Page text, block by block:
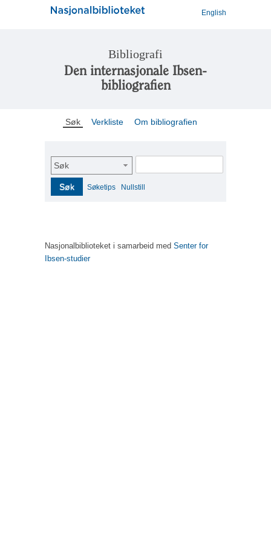
English
Bibliografi
Den internasjonale Ibsen-
bibliografien
Søk Verkliste Om bibliografien
Søk
Søk Søketips Nullstill
Nasjonalbiblioteket i samarbeid med Senter for
Ibsen-studier